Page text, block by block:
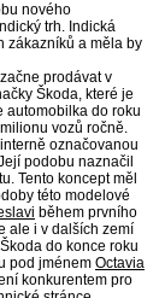
nového
trh. Indická
zákazníků a měla by
prodávat v
Škoda, které je
automobilka do roku
vozů ročně.
označovanou
podobu naznačil
Tento koncept měl
této modelové
během prvního
ale i v dalších zemí
do konce roku
pod jménem Octavia
konkurentem pro